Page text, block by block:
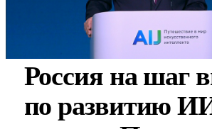
Россия на шаг
по развитию